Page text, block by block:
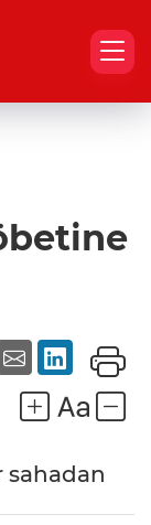
sahadan